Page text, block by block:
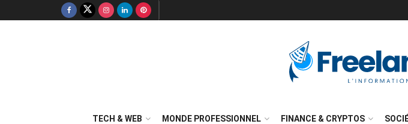
TECH & WEB MONDE PROFESSIONNEL FINANCE & CRYPTOS